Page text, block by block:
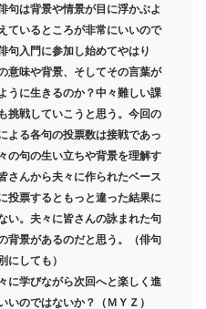
句は背景や情景が目に浮かぶよ
ているところが非常にいいので
句入門に参加し始めてやはり
意味や背景、そしてその言葉が
うに生きるのか？中々難しい課
挑戦していこうと思う。今回の
よる各句の投票数は接戦であっ
の句の生い立ちや背景を理解す
さんから夫々に作られたベース
投票するともっと違った結果に
い。夫々に皆さんの詠まれた句
背景があるのだと思う。（俳句
にしても）
に学びながら次回へと楽しく進
いのではないか？（ＭＹＺ）